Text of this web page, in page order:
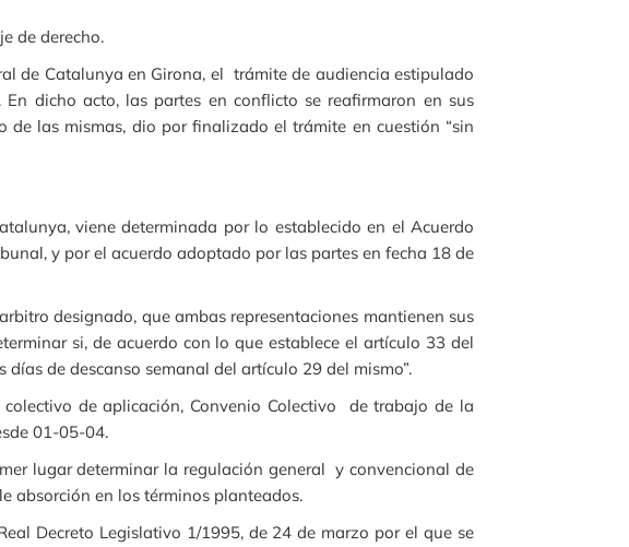
de derecho.
de Catalunya en Girona, el trámite de audiencia estipulado
dicho acto, las partes en conflicto se reafirmaron en sus
las mismas, dio por finalizado el trámite en cuestión “sin
viene determinada por lo establecido en el Acuerdo
y por el acuerdo adoptado por las partes en fecha 18 de
designado, que ambas representaciones mantienen sus
si, de acuerdo con lo que establece el artículo 33 del
de descanso semanal del artículo 29 del mismo”.
de aplicación, Convenio Colectivo de trabajo de la
01-05-04.
lugar determinar la regulación general y convencional de
absorción en los términos planteados.
Decreto Legislativo 1/1995, de 24 de marzo por el que se